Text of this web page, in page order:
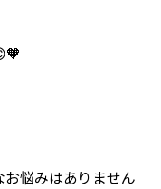
お悩みはありません